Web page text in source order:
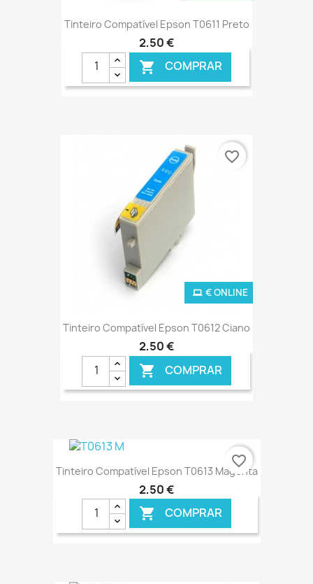
Tinteiro Compatível Epson T0611 Preto
2,50 €
 COMPRAR
Tinteiro Compatível Epson T0612 Ciano
2,50 €
 COMPRAR
€ ONLINE
favorite_border
Tinteiro Compatível Epson T0613 Magenta
2,50 €
 COMPRAR
favorite_border